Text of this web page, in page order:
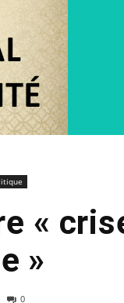
«
»
0